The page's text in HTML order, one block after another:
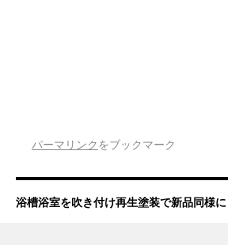
パーマリンクをブックマーク
浴槽浴室を吹き付け再生塗装で新品同様